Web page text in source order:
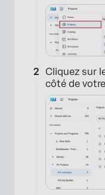
Cliquez sur
côté de